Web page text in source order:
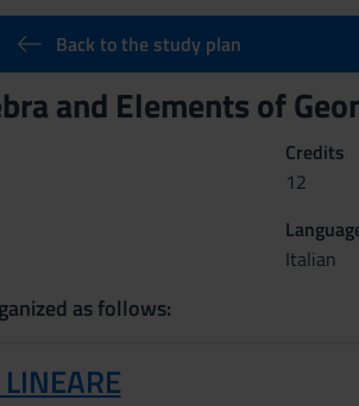
Back to the study plan
and Elements of
Credits
12
Italian
as follows: